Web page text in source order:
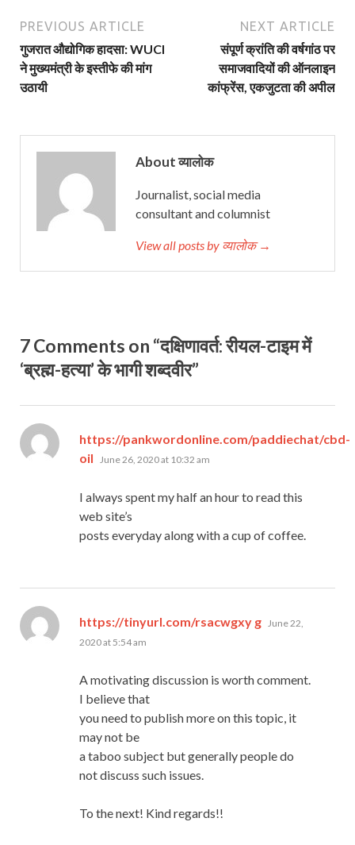
PREVIOUS ARTICLE
गुजरात औद्योगिक हादसा: WUCI
ने मुख्यमंत्री के इस्तीफे की मांग
उठायी
NEXT ARTICLE
संपूर्ण क्रांति की वर्षगांठ पर
समाजवादियों की ऑनलाइन
कांफ्रेंस, एकजुटता की अपील
About व्यालोक
Journalist, social media
consultant and columnist
View all posts by व्यालोक →
7 Comments on “दक्षिणावर्त: रीयल-टाइम में
‘ब्रह्म-हत्या’ के भागी शब्दवीर”
https://pankwordonline.com/paddiechat/cbd-
oil
says:
June 26, 2020 at 10:32 am
I always spent my half an hour to read this
web site’s
posts everyday along with a cup of coffee.
https://tinyurl.com/rsacwgxy g says:
June 22,
2020 at 5:54 am
A motivating discussion is worth comment.
I believe that
you need to publish more on this topic, it
may not be
a taboo subject but generally people do
not discuss such issues.
To the next! Kind regards!!